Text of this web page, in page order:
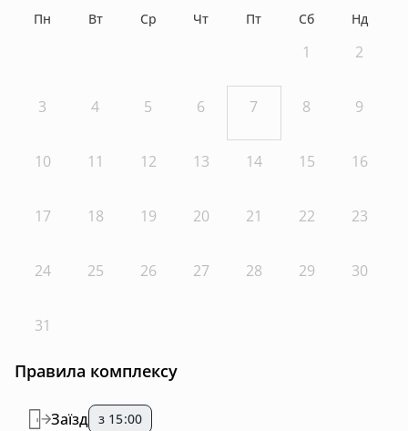
Пн Вт Ср Чт Пт Сб Нд
1 2
3 4 5 6 7 8 9
10 11 12 13 14 15 16
17 18 19 20 21 22 23
24 25 26 27 28 29 30
31
Правила комплексу
Заїзд з 15:00